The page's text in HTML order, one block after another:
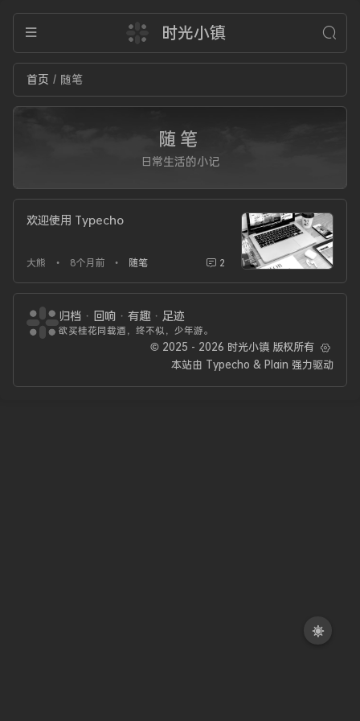
时光小镇
首页 / 随笔
随笔
日常生活的小记
欢迎使用 Typecho
大熊 • 8个月前 • 随笔 2
归档 · 回响 · 有趣 · 足迹
欲买桂花同载酒，终不似，少年游。
© 2025 - 2026 时光小镇 版权所有
本站由 Typecho & Plain 强力驱动